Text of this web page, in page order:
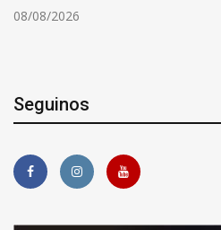
y Santo Tomé
Seguinos